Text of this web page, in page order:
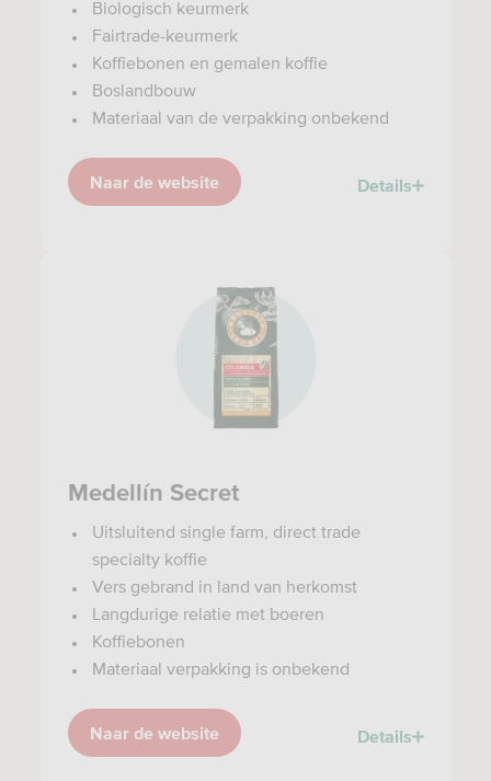
Biologisch keurmerk
Fairtrade-keurmerk
Koffiebonen en gemalen koffie
Boslandbouw
Materiaal van de verpakking onbekend
Naar de website Details
Medellín Secret
Uitsluitend single farm, direct trade
specialty koffie
Vers gebrand in land van herkomst
Langdurige relatie met boeren
Koffiebonen
Materiaal verpakking is onbekend
Naar de website Details